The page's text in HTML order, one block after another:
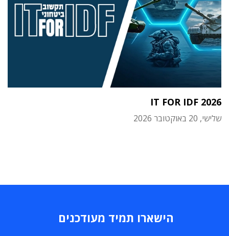
IT FOR IDF 2026
שלישי, 20 באוקטובר 2026
הישארו תמיד מעודכנים